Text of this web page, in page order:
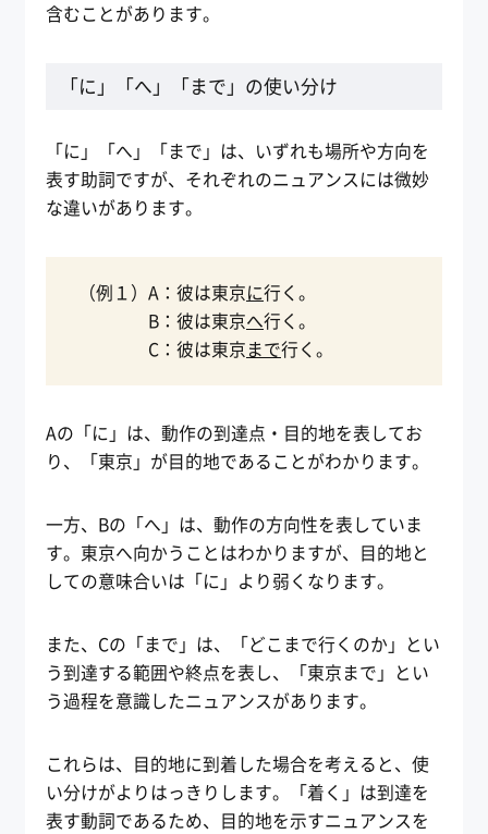
含むことがあります。
「に」「へ」「まで」の使い分け
「に」「へ」「まで」は、いずれも場所や方向を
表す助詞ですが、それぞれのニュアンスには微妙
な違いがあります。
（例１）A：彼は東京に行く。
B：彼は東京へ行く。
C：彼は東京まで行く。
Aの「に」は、動作の到達点・目的地を表してお
り、「東京」が目的地であることがわかります。
一方、Bの「へ」は、動作の方向性を表していま
す。東京へ向かうことはわかりますが、目的地と
しての意味合いは「に」より弱くなります。
また、Cの「まで」は、「どこまで行くのか」とい
う到達する範囲や終点を表し、「東京まで」とい
う過程を意識したニュアンスがあります。
これらは、目的地に到着した場合を考えると、使
い分けがよりはっきりします。「着く」は到達を
表す動詞であるため、目的地を示すニュアンスを